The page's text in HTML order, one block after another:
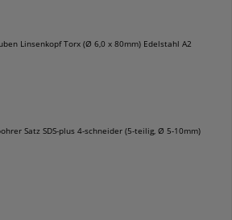
Linsenkopf Torx (Ø 6,0 x 80mm) Edelstahl A2
Satz SDS-plus 4-schneider (5-teilig, Ø 5-10mm)